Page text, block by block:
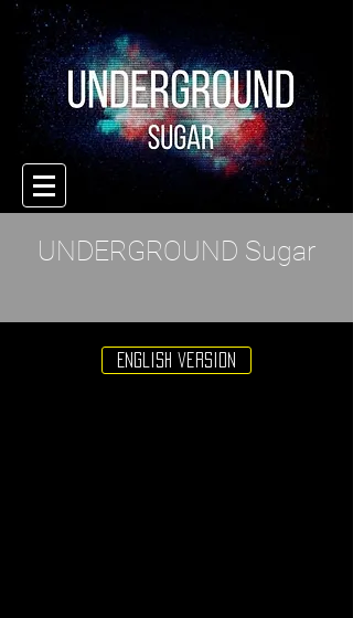
UNDERGROUND Sugar
English version